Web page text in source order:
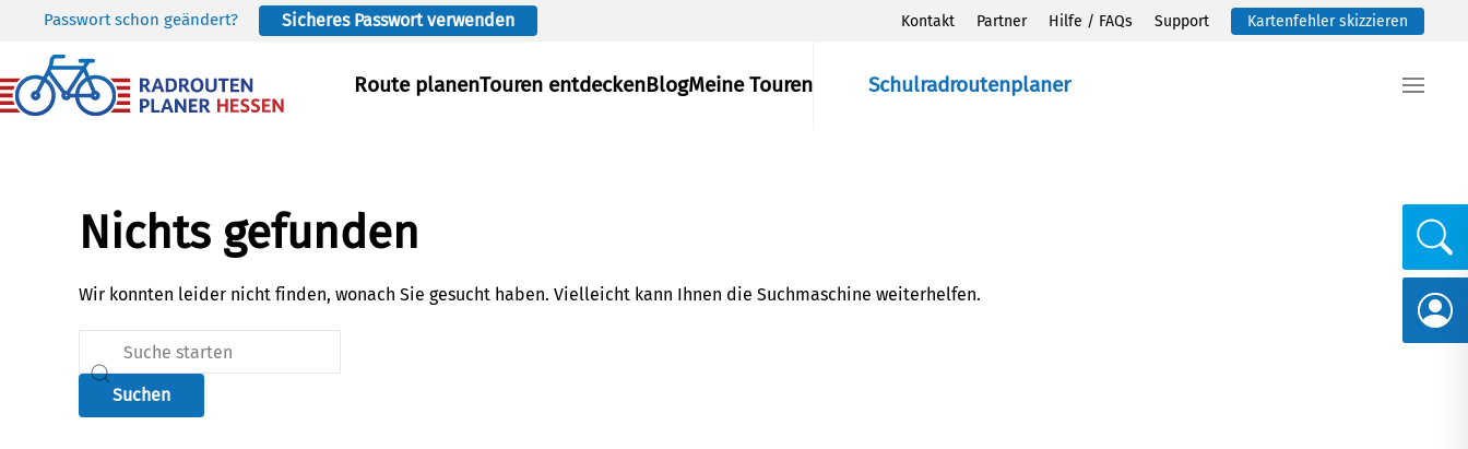
Skip to main content
Passwort schon geändert? Sicheres Passwort verwenden Kontakt Partner Hilfe / FAQs Support Kartenfehler skizzieren
Route planenTouren entdeckenBlogMeine Touren Schulradroutenplaner
Nichts gefunden
Wir konnten leider nicht finden, wonach Sie gesucht haben. Vielleicht kann Ihnen die Suchmaschine weiterhelfen.
Suchen